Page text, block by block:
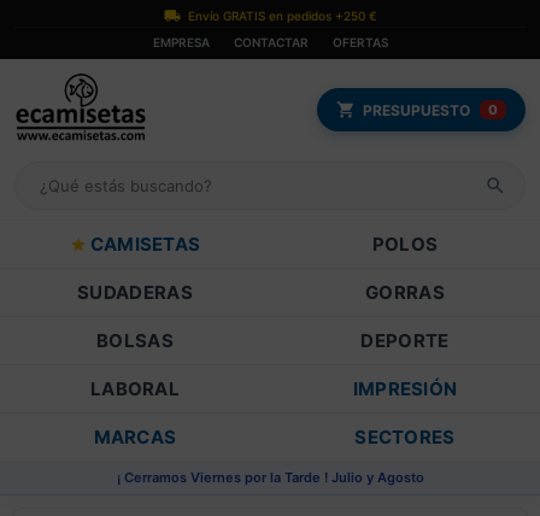
Envío GRATIS en pedidos +250 €
EMPRESA
CONTACTAR OFERTAS
PRESUPUESTO 0
CAMISETAS POLOS
SUDADERAS GORRAS
BOLSAS DEPORTE
LABORAL IMPRESIÓN
MARCAS SECTORES
¡ Cerramos Viernes por la Tarde ! Julio y Agosto